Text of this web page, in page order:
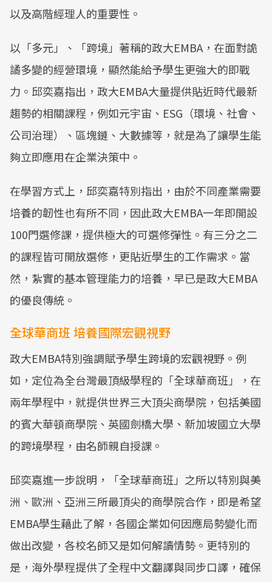
以及高階經理人的重要性。
以「多元」、「跨境」著稱的政大EMBA，在面對詭
譎多變的經營環境，顯然能給予學生更強大的即戰
力。邱奕嘉指出，政大EMBA大量提供貼近時代最新
趨勢的相關課程，例如元宇宙、ESG（環境、社會、
公司治理）、區塊鏈、大數據等，就是為了讓學生能
夠立即應用在企業決策中。
在學習方式上，邱奕嘉特別指出，由於不同產業需要
培養的韌性也有所不同，因此政大EMBA一年即開設
100門選修課，提供極大的可選修彈性。有三分之二
的課程皆可開放選修，更貼近學生的工作需求。當
然，紮實的基本管理能力的培養，早已是政大EMBA
的優良傳統。
全球華商班 培養國際宏觀視野
政大EMBA特別強調賦予學生跨境的宏觀視野。例
如，定位為全台灣最頂級學程的「全球華商班」，在
兩年學程中，就提供世界三大頂尖商學院，包括美國
的賓大華頓商學院、英國劍橋大學、新加坡國立大學
的跨境學程，由名師親自授課。
邱奕嘉進一步說明，「全球華商班」之所以特別與美
洲、歐洲、亞洲三所最頂尖的商學院合作，即是希望
EMBA學生藉此了解，各國企業如何因應局勢變化而
做出改變，各校名師又是如何解讀情勢。更特別的
是，海外學程提供了全程中文翻譯與同步口譯，確保